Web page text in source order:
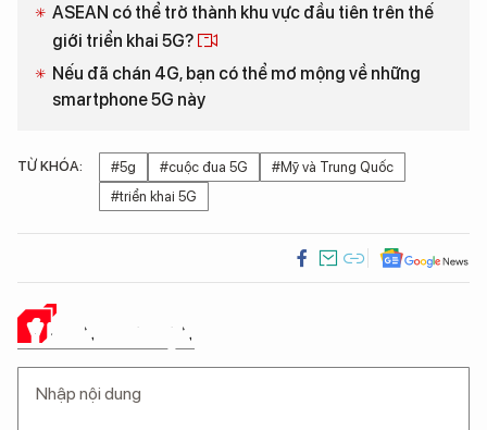
ASEAN có thể trở thành khu vực đầu tiên trên thế
giới triển khai 5G?
Nếu đã chán 4G, bạn có thể mơ mộng về những
smartphone 5G này
TỪ KHÓA: #5g #cuộc đua 5G
#Mỹ và Trung Quốc
#triển khai 5G
Ý KIẾN CỦA BẠN